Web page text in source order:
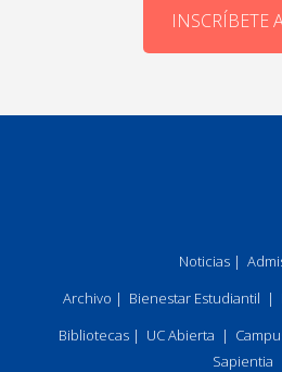
INSCRÍBETE
Noticias |
Archivo | Bienestar Estudiantil |
Bibliotecas| UC Abierta |
Sapientia